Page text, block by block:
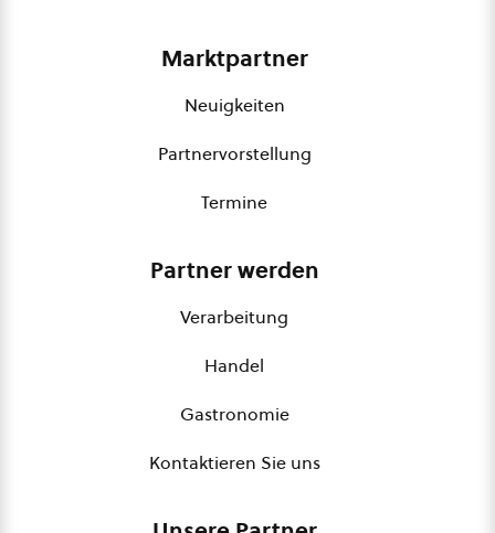
Marktpartner
Neuigkeiten
Partnervorstellung
Termine
Partner werden
Verarbeitung
Handel
Gastronomie
Kontaktieren Sie uns